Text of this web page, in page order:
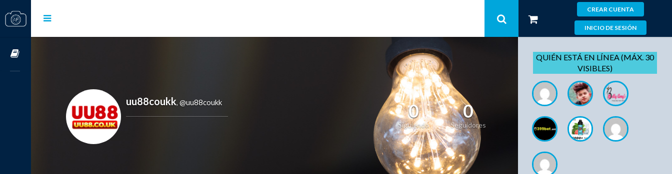
CREAR CUENTA
INICIO DE SESIÓN
uu88coukk, @uu88coukk 0
Siguiendo
0
Seguidores
QUIÉN ESTÁ EN LÍNEA (MÁX. 30
VISIBLES)